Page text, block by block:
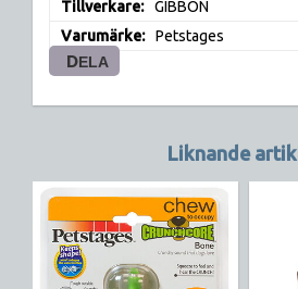
Tillverkare
GIBBON
Varumärke
Petstages
DELA
Liknande